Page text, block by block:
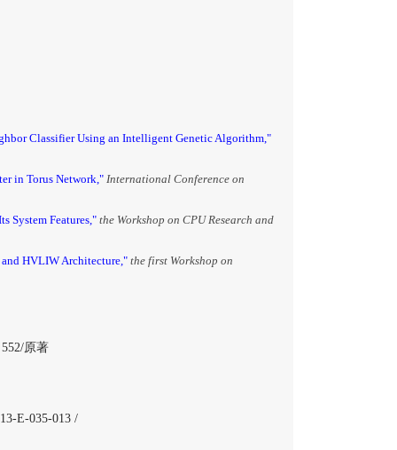
Classifier Using an Intelligent Genetic Algorithm,"
in Torus Network," International Conference on
System Features," the Workshop on CPU Research and
HVLIW Architecture,"the first Workshop on
原著
E-035-013 /